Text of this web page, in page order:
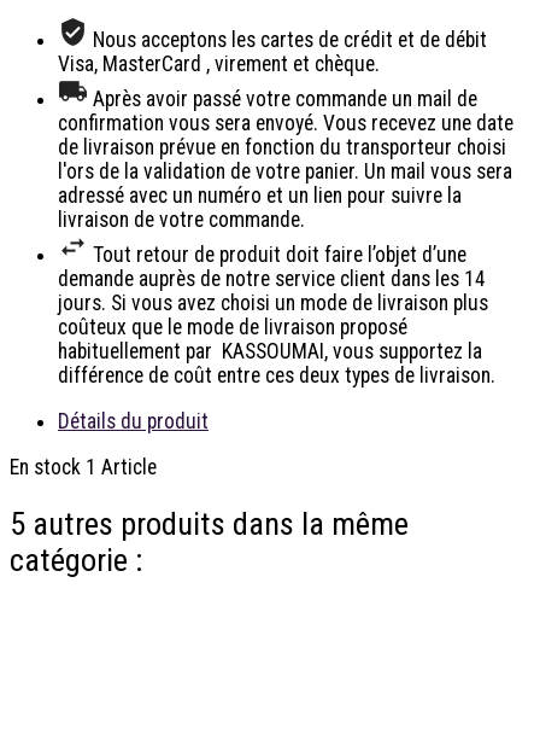
Nous acceptons les cartes de crédit et de débit
Visa, MasterCard , virement et chèque.
Après avoir passé votre commande un mail de
confirmation vous sera envoyé. Vous recevez une date
de livraison prévue en fonction du transporteur choisi
l'ors de la validation de votre panier. Un mail vous sera
adressé avec un numéro et un lien pour suivre la
livraison de votre commande.
Tout retour de produit doit faire l’objet d’une
demande auprès de notre service client dans les 14
jours. Si vous avez choisi un mode de livraison plus
coûteux que le mode de livraison proposé
habituellement par KASSOUMAI, vous supportez la
différence de coût entre ces deux types de livraison.
Détails du produit
En stock 1 Article
5 autres produits dans la même
catégorie :